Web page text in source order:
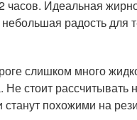
часов. Идеальная
радость для
слишком много
стоит
похожими на